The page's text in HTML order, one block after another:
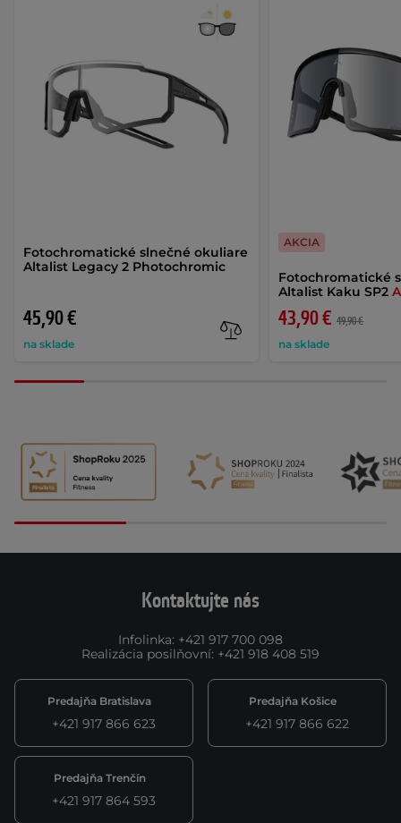
Fotochromatické slnečné okuliare
Altalist Legacy 2 Photochromic
45,90 €
na sklade
Fotochromatické
Altalist Kaku SP2
43,90 € 49,90 €
na sklade
AKCIA
Kontaktujte nás
Infolinka: +421 917 700 098
Realizácia posilňovní: +421 918 408 519
Predajňa Bratislava
+421 917 866 623
Predajňa Košice
+421 917 866 622
Predajňa Trenčín
+421 917 864 593